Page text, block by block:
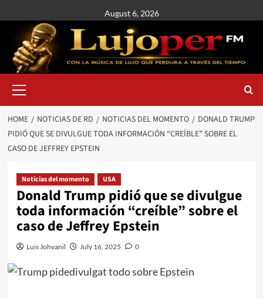
August 6, 2026
HOME NOTICIAS DE RD NOTICIAS DEL MOMENTO
DONALD TRUMP
PIDIÓ QUE SE DIVULGUE TODA INFORMACIÓN “CREÍBLE” SOBRE EL
CASO DE JEFFREY EPSTEIN
Noticias del momento USA
Donald Trump pidió que se divulgue
toda información “creíble” sobre el
caso de Jeffrey Epstein
Luis Johvanil July 16, 2025 0